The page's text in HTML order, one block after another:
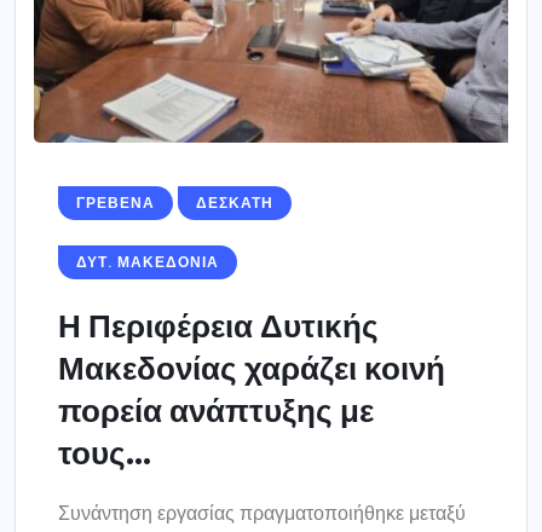
ΓΡΕΒΕΝΑ ΔΕΣΚΑΤΗ
ΔΥΤ. ΜΑΚΕΔΟΝΙΑ
Η Περιφέρεια Δυτικής
Μακεδονίας χαράζει κοινή
πορεία ανάπτυξης με
τους...
Συνάντηση εργασίας πραγματοποιήθηκε μεταξύ